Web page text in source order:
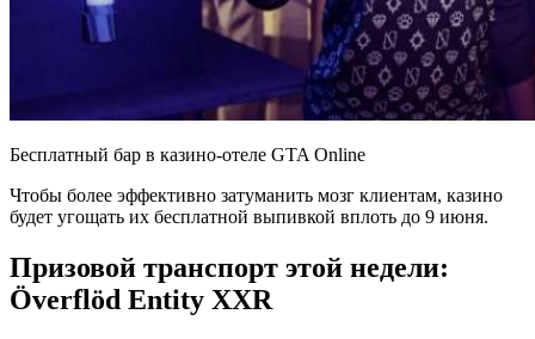
Бесплатный бар в казино-отеле GTA Online
Чтобы более эффективно затуманить мозг клиентам, казино
будет угощать их бесплатной выпивкой вплоть до 9 июня.
Призовой транспорт этой недели:
Överflöd Entity XXR